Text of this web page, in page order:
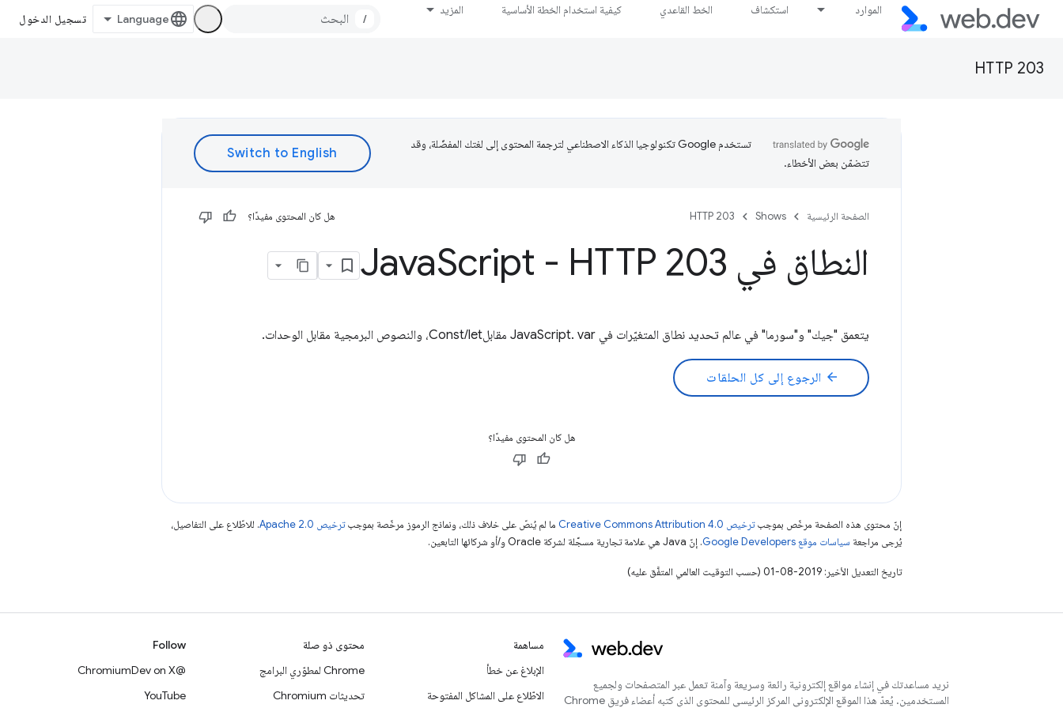
الموارد استكشاف الخط القاعدي كيفية استخدام الخطة الأساسية المزيد
/ تسجيل الدخول
HTTP 203
تستخدم Google تكنولوجيا الذكاء الاصطناعي لترجمة المحتوى إلى لغتك المفضّلة، وقد
تتضمّن بعض الأخطاء.
الصفحة الرئيسية Shows
HTTP 203 هل كان المحتوى مفيدًا؟
النطاق في Java Script - HTTP 203
يتعمق "جيك" و"سورما" في عالم تحديد نطاق المتغيّرات في JavaScript. var مقابلConst/let، والنصوص البرمجية مقابل الوحدات.
arrow_back الرجوع إلى كل الحلقات
هل كان المحتوى مفيدًا؟
إنّ محتوى هذه الصفحة مرخّص بموجبترخيص Creative Commons Attribution 4.0‏ ما لم يُنصّ على خلاف ذلك، ونماذج الرموز مرخّصة بموجبترخيص Apache 2.0‏
. للاطّلاع على التفاصيل،
يُرجى مراجعة سياسات موقع Google Developers‏ . إنّ Java هي علامة تجارية مسجَّلة لشركة Oracle و/أو شركائها التابعين.
تاريخ التعديل الأخير: 2019-08-01 (حسب التوقيت العالمي المتفَّق عليه)
نريد مساعدتك في إنشاء مواقع إلكترونية رائعة وسريعة وآمنة تعمل عبر المتصفحات ولجميع
المستخدمين. يُعدّ هذا الموقع الإلكتروني المركز الرئيسي للمحتوى الذي كتبه أعضاء فريق Chrome
مساهمة
الإبلاغ عن خطأ
الاطّلاع على المشاكل المفتوحة
محتوى ذو صلة
Chrome لمطوّري البرامج
تحديثات Chromium
Follow
@ChromiumDev on X
YouTube